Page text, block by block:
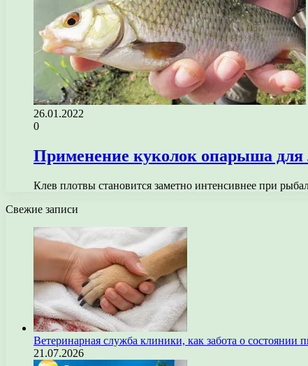
26.01.2022
0
Применение куколок опарыша для
Клев плотвы становится заметно интенсивнее при
Свежие записи
Ветеринарная служба клиники, как забота о состоянии
21.07.2026